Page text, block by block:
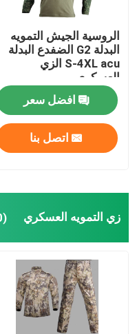
معدات التخييم العسكرية
معدات الصيد في
معدات الصيد في الهواء
قفازات ركوب مقاومة
النماذج العسكرية
الزي العسكري المخصص
الروسية الجيش التمويه
البدلة G2 الضفدع البدلة
S-4XL acu الزي
العسكري
افضل سعر
اتصل بنا
زي التمويه العسكري (20)